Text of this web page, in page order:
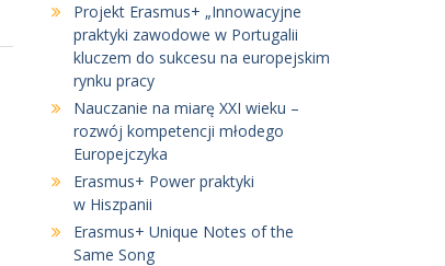
Projekt Erasmus+ „Innowacyjne
praktyki zawodowe w Portugalii
kluczem do sukcesu na europejskim
rynku pracy
Nauczanie na miarę XXI wieku –
rozwój kompetencji młodego
Europejczyka
Erasmus+ Power praktyki
w Hiszpanii
Erasmus+ Unique Notes of the
Same Song